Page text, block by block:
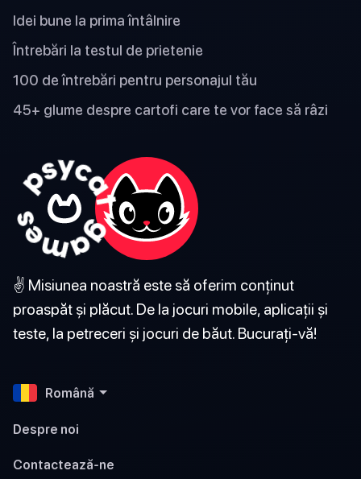
Idei bune la prima întâlnire
Întrebări la testul de prietenie
100 de întrebări pentru personajul tău
45+ glume despre cartofi care te vor face să râzi
✌️ Misiunea noastră este să oferim conținut
proaspăt și plăcut. De la jocuri mobile, aplicații și
teste, la petreceri și jocuri de băut. Bucurați-vă!
Română
Despre noi
Contactează-ne